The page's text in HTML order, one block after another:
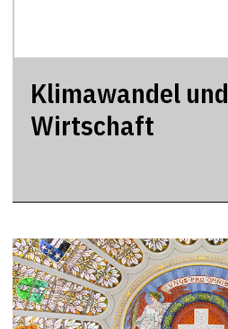
Klimawandel und
Wirtschaft